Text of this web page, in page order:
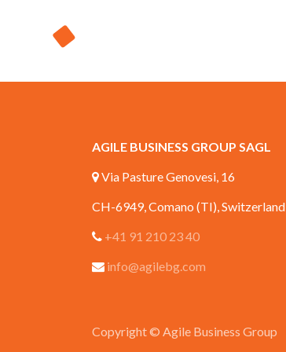
AGILE BUSINESS GROUP SAGL
Via Pasture Genovesi, 16
CH-6949, Comano (TI), Switzerland
+41 91 210 23 40
info@agilebg.com
Copyright © Agile Business Group